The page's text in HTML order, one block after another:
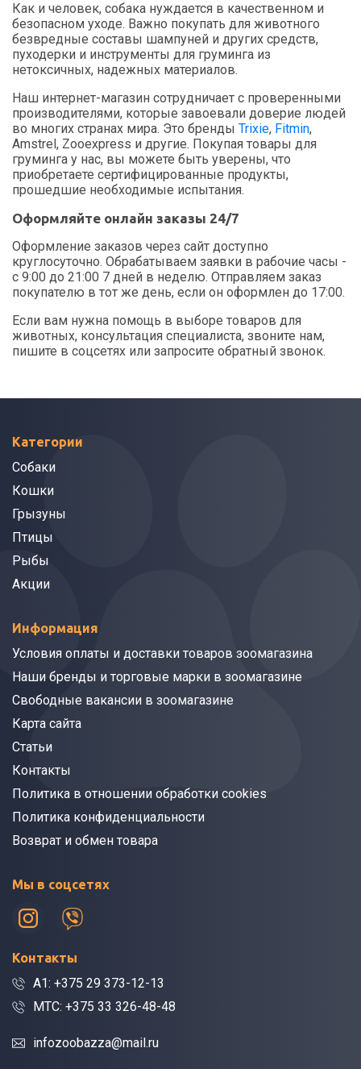
Как и человек, собака нуждается в качественном и
безопасном уходе. Важно покупать для животного
безвредные составы шампуней и других средств,
пуходерки и инструменты для груминга из
нетоксичных, надежных материалов.
Наш интернет-магазин сотрудничает с проверенными
производителями, которые завоевали доверие людей
во многих странах мира. Это бренды Trixie, Fitmin,
Amstrel, Zooexpress и другие. Покупая товары для
груминга у нас, вы можете быть уверены, что
приобретаете сертифицированные продукты,
прошедшие необходимые испытания.
Оформляйте онлайн заказы 24/7
Оформление заказов через сайт доступно
круглосуточно. Обрабатываем заявки в рабочие часы -
с 9:00 до 21:00 7 дней в неделю. Отправляем заказ
покупателю в тот же день, если он оформлен до 17:00.
Если вам нужна помощь в выборе товаров для
животных, консультация специалиста, звоните нам,
пишите в соцсетях или запросите обратный звонок.
Категории
Собаки
Кошки
Грызуны
Птицы
Рыбы
Акции
Информация
Условия оплаты и доставки товаров зоомагазина
Наши бренды и торговые марки в зоомагазине
Свободные вакансии в зоомагазине
Карта сайта
Статьи
Контакты
Политика в отношении обработки cookies
Политика конфиденциальности
Возврат и обмен товара
Мы в соцсетях
Контакты
A1: +375 29 373-12-13
МТС: +375 33 326-48-48
infozoobazza@mail.ru